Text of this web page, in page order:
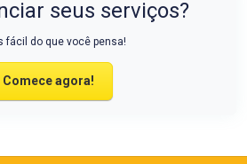
seus serviços?
fácil do que você pensa!
Comece agora!